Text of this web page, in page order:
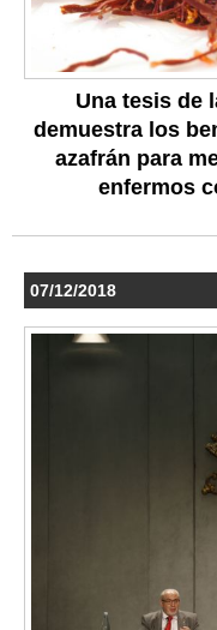
Una tesis de
demuestra los
azafrán para
enfermos
07/12/2018